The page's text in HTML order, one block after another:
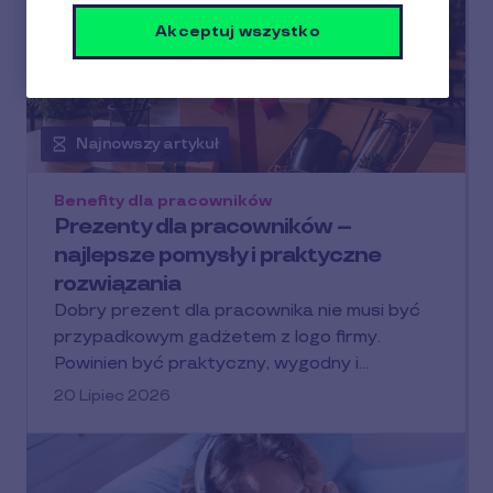
Najnowszy artykuł
Prezenty dla pracowników –
najlepsze pomysły i praktyczne
rozwiązania
Benefity dla pracowników
Dobry prezent dla pracownika nie musi być
przypadkowym gadżetem z logo firmy.
Powinien być praktyczny, wygodny i…
20 Lipiec 2026
Akceptuj wszystko